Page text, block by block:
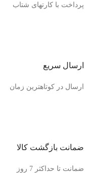
پرداخت با کارتهای شتاب
ارسال سریع
ارسال در کوتاهترین زمان
ضمانت بازگشت کالا
ضمانت تا حداکثر 7 روز